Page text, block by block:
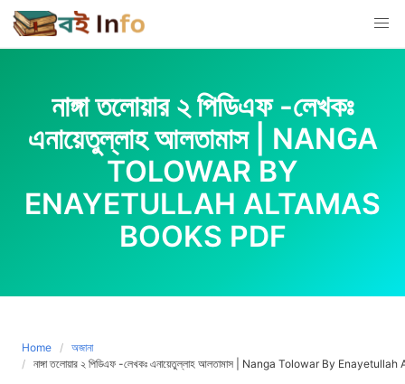
Skip
to
content
নাঙ্গা তলোয়ার ২ পিডিএফ -লেখকঃ
এনায়েতুল্লাহ আলতামাস | NANGA
TOLOWAR BY
ENAYETULLAH ALTAMAS
BOOKS PDF
Home
অজানা
নাঙ্গা তলোয়ার ২ পিডিএফ -লেখকঃ এনায়েতুল্লাহ আলতামাস | Nanga Tolowar By